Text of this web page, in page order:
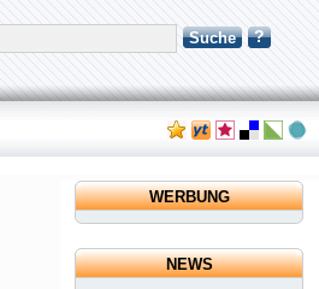
Suche ?
WERBUNG
NEWS